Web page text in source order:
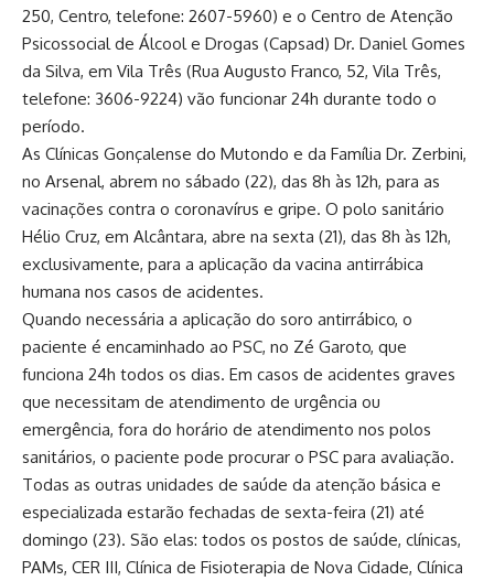
250, Centro, telefone: 2607-5960) e o Centro de Atenção
Psicossocial de Álcool e Drogas (Capsad) Dr. Daniel Gomes
da Silva, em Vila Três (Rua Augusto Franco, 52, Vila Três,
telefone: 3606-9224) vão funcionar 24h durante todo o
período.
As Clínicas Gonçalense do Mutondo e da Família Dr. Zerbini,
no Arsenal, abrem no sábado (22), das 8h às 12h, para as
vacinações contra o coronavírus e gripe. O polo sanitário
Hélio Cruz, em Alcântara, abre na sexta (21), das 8h às 12h,
exclusivamente, para a aplicação da vacina antirrábica
humana nos casos de acidentes.
Quando necessária a aplicação do soro antirrábico, o
paciente é encaminhado ao PSC, no Zé Garoto, que
funciona 24h todos os dias. Em casos de acidentes graves
que necessitam de atendimento de urgência ou
emergência, fora do horário de atendimento nos polos
sanitários, o paciente pode procurar o PSC para avaliação.
Todas as outras unidades de saúde da atenção básica e
especializada estarão fechadas de sexta-feira (21) até
domingo (23). São elas: todos os postos de saúde, clínicas,
PAMs, CER III, Clínica de Fisioterapia de Nova Cidade, Clínica